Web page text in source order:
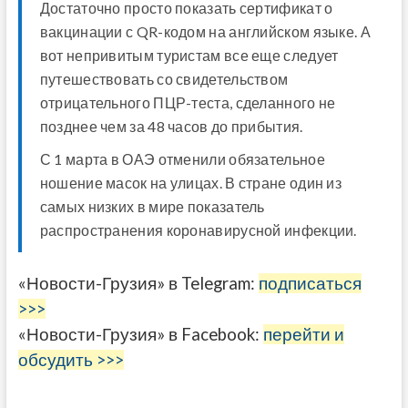
Достаточно просто показать сертификат о
вакцинации с QR-кодом на английском языке. А
вот непривитым туристам все еще следует
путешествовать со свидетельством
отрицательного ПЦР-теста, сделанного не
позднее чем за 48 часов до прибытия.
С 1 марта в ОАЭ отменили обязательное
ношение масок на улицах. В стране один из
самых низких в мире показатель
распространения коронавирусной инфекции.
«Новости-Грузия» в Telegram: подписаться
>>>
«Новости-Грузия» в Facebook: перейти и
обсудить >>>